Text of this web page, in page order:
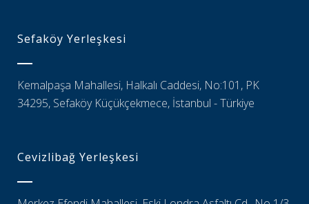
Sefaköy Yerleşkesi
Kemalpaşa Mahallesi, Halkalı Caddesi, No:101, PK
34295, Sefaköy Küçükçekmece, İstanbul - Türkiye
Cevizlibağ Yerleşkesi